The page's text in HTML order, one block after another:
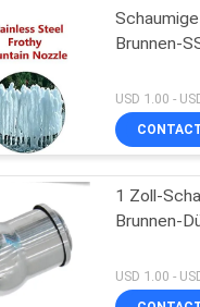
Brunnen-
1 Zoll-
Brunnen-